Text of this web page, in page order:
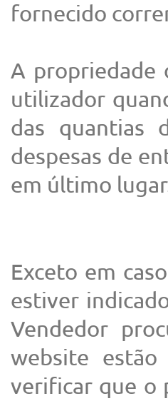
fornecido
A propriedade
utilizador
das quantias
despesas de
em último
Exceto em
estiver
Vendedor
website
verificar que o